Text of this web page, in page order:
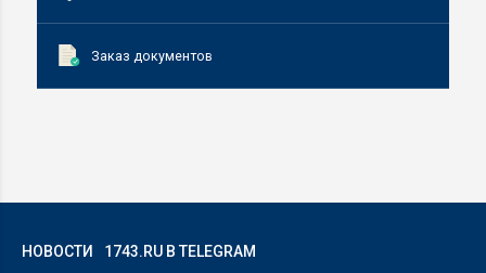
Заказ документов
НОВОСТИ
1743.RU В TELEGRAM